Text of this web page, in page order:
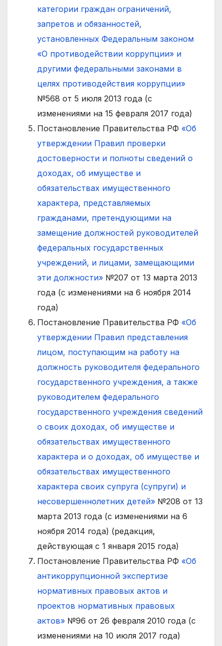
категории граждан ограничений,
запретов и обязанностей,
установленных Федеральным законом
«О противодействии коррупции» и
другими федеральными законами в
целях противодействия коррупции»
№568 от 5 июля 2013 года (с
изменениями на 15 февраля 2017 года)
Постановление Правительства РФ «Об
утверждении Правил проверки
достоверности и полноты сведений о
доходах, об имуществе и
обязательствах имущественного
характера, представляемых
гражданами, претендующими на
замещение должностей руководителей
федеральных государственных
учреждений, и лицами, замещающими
эти должности» №207 от 13 марта 2013
года (с изменениями на 6 ноября 2014
года)
Постановление Правительства РФ «Об
утверждении Правил представления
лицом, поступающим на работу на
должность руководителя федерального
государственного учреждения, а также
руководителем федерального
государственного учреждения сведений
о своих доходах, об имуществе и
обязательствах имущественного
характера и о доходах, об имуществе и
обязательствах имущественного
характера своих супруга (супруги) и
несовершеннолетних детей» №208 от 13
марта 2013 года (с изменениями на 6
ноября 2014 года) (редакция,
действующая с 1 января 2015 года)
Постановление Правительства РФ «Об
антикоррупционной экспертизе
нормативных правовых актов и
проектов нормативных правовых
актов» №96 от 26 февраля 2010 года (с
изменениями на 10 июля 2017 года)